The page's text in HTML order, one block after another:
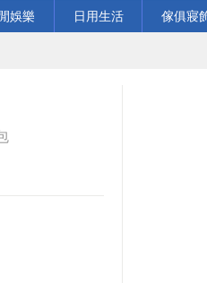
娛樂 日用生活 傢俱寢